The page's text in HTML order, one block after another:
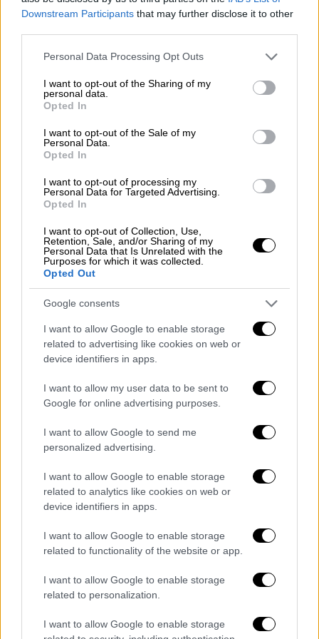
Downstream Participants that may further disclose it to other
Please note that this website/app uses one or more Google
not limited to your visit or usage behaviour. You may click to
grant or deny consent to Google and its third-party tags to
use your data for below specified purposes in below Google
consent section.
Personal Data Processing Opt Outs
I want to opt-out of the Sharing of my
personal data.
Opted In
I want to opt-out of the Sale of my
Personal Data.
Opted In
I want to opt-out of processing my
Personal Data for Targeted Advertising.
Opted In
I want to opt-out of Collection, Use,
Retention, Sale, and/or Sharing of my
Personal Data that Is Unrelated with the
Purposes for which it was collected.
Opted Out
Google consents
I want to allow Google to enable storage
related to advertising like cookies on web or
device identifiers in apps.
I want to allow my user data to be sent to
Google for online advertising purposes.
I want to allow Google to send me
personalized advertising.
I want to allow Google to enable storage
related to analytics like cookies on web or
device identifiers in apps.
I want to allow Google to enable storage
related to functionality of the website or app.
I want to allow Google to enable storage
related to personalization.
I want to allow Google to enable storage
καιρικές συνθήκες) και να μην κινδυνεύουν
να γλιστρήσουν ή να πέσουν.
Να χορηγείται στους εργαζόμενους, στις
εξοπλισμός ατομικής προστασίας για
προστασία από το ψύχος.
Στην περίπτωση εγκύων και γαλουχουσών
εργαζομένων, για κάθε δραστηριότητα που
ενδέχεται να εγκλείει συγκεκριμένο κίνδυνο
έκθεσής τους σε ακραίες συνθήκες
καταπόνησης, λόγω ψύχους, πρέπει να
αξιολογείται ο κίνδυνος για την ασφάλεια ή
την υγεία τους, καθώς και κάθε επίπτωση
στην εγκυμοσύνη ή γαλουχία και να
καθορίζονται τα ληπτέα μέτρα.
Απαγορεύεται η απασχόληση ανήλικων
εργαζομένων σε εργασίες κατά τις οποίες ο
νέος εκτίθεται σε δυσμενείς καιρικές
εργασιών.
απαραίτητων μέτρων πρόληψης και
εργαζομένων που ανήκουν στις ομάδες
υψηλού κινδύνου, όπως π.χ. καρδιοπαθείς.
Ειδικότερα, για τα τεχνικά και οικοδομικά
έργα, επισημαίνονται τα παρακάτω:
Αντιστηρίξεις, εκσκαφές κ.λπ. πρέπει να
επανελέγχονται από το επιβλέποντα
μηχανικό, πριν από την επανάληψη εργασιών
διακοπεισών, λόγω θεομηνίας ή παγετού και